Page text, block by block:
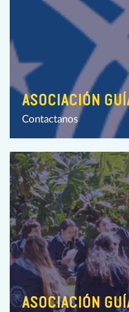
ASOCIACIÓN
Contactanos
ASOCIACIÓN